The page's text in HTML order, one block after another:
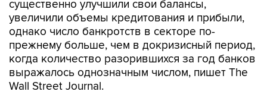
существенно улучшили свои балансы,
увеличили объемы кредитования и прибыли,
однако число банкротств в секторе по-
прежнему больше, чем в докризисный период,
когда количество разорившихся за год банков
выражалось однозначным числом, пишет The
Wall Street Journal.